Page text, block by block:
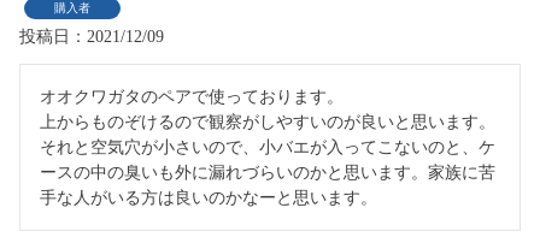
購入者
投稿日 2021/12/09
オオクワガタのペアで使っております。
上からものぞけるので観察がしやすいのが良いと思います。
それと空気穴が小さいので、小バエが入ってこないのと、ケ
ースの中の臭いも外に漏れづらいのかと思います。家族に苦
手な人がいる方は良いのかなーと思います。